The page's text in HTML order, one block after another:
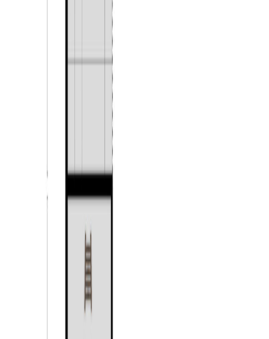
en een vaatwasser. Ook is er voldoende ruimte voor een
riante eettafel. Daarmee is dit een heerlijke plek om te
koken en te tafelen. De volledige leefkeuken is voorzien
van een tegelvloer met vloerverwarming. Via
openslaande deuren bereikt u de achtertuin, waardoor
binnen en buiten op een natuurlijke manier met elkaar
De eerste verdieping is ruim opgezet en mooi
afgewerkt. De volledige verdieping is voorzien van een
prachtige houten vloer en strak stucwerk op de wanden
eigentijdse uitstraling. Vanaf de overloop heeft u
gelegen aan de voorzijde van de woning en één aan de
achterzijde. De kamers zijn praktisch ingedeeld en ruim
opgezet. De badkamer is volledig betegeld en ingericht
met een dubbele wastafel in meubel, een toilet en een
ligbad met douche. De lichte wandafwerking in
combinatie met de donkere vloertegels geeft de
badkamer een frisse en moderne uitstraling.